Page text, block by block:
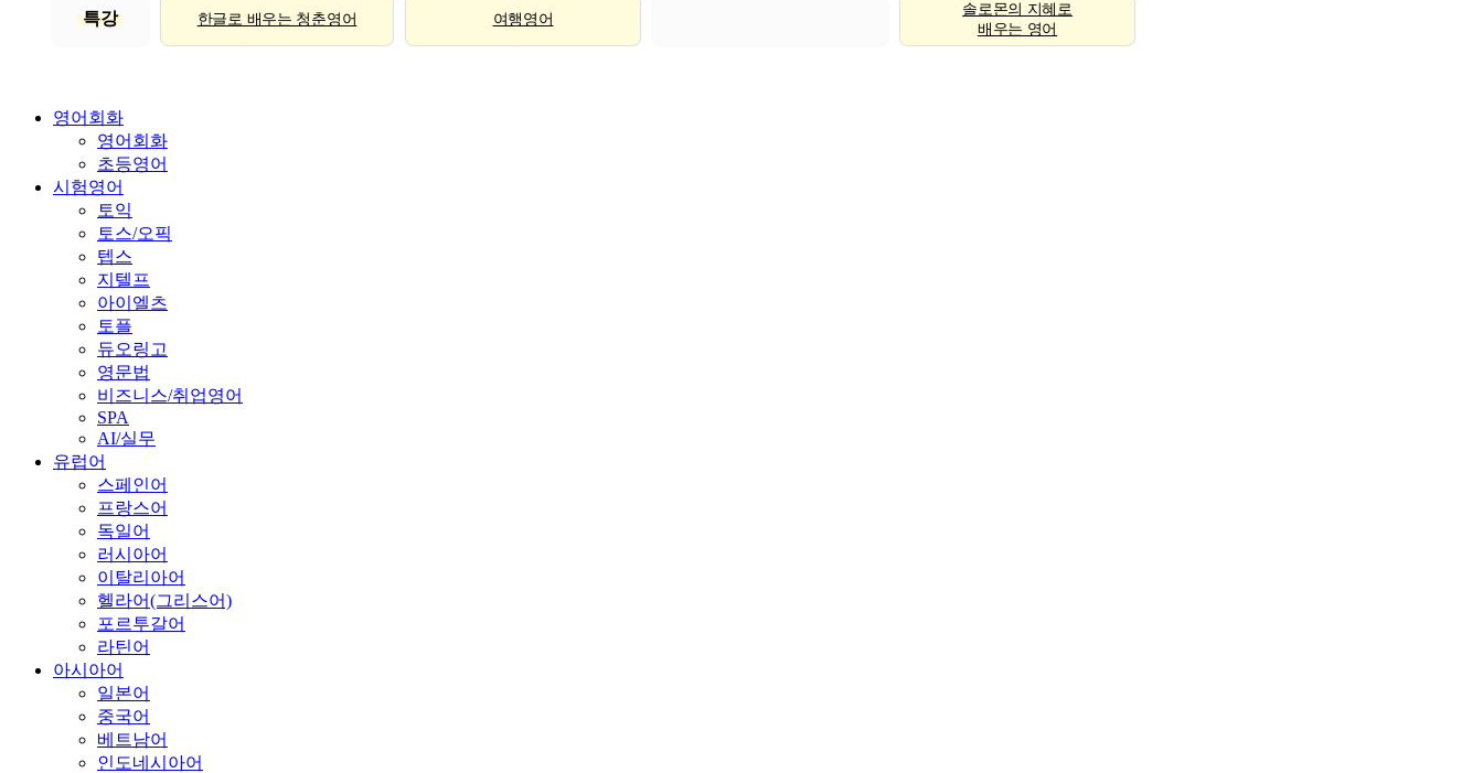
특강 한글로 배우는 청춘영어 여행영어
솔로몬의 지혜로
배우는 영어
영어회화
영어회화
초등영어
시험영어
토익
토스/오픽
텝스
지텔프
아이엘츠
토플
듀오링고
영문법
비즈니스/취업영어
SPA
AI/실무
유럽어
스페인어
프랑스어
독일어
러시아어
이탈리아어
헬라어(그리스어)
포르투갈어
라틴어
아시아어
일본어
중국어
베트남어
인도네시아어